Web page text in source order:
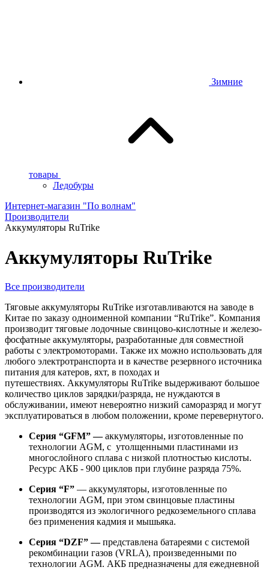
Зимние
товары
Ледобуры
Интернет-магазин "По волнам"
Производители
Аккумуляторы RuTrike
Аккумуляторы RuTrike
Все производители
Тяговые аккумуляторы RuTrike изготавливаются на заводе в
Китае по заказу одноименной компании “RuTrike”. Компания
производит тяговые лодочные свинцово-кислотные и железо-
фосфатные аккумуляторы, разработанные для совместной
работы с электромоторами. Также их можно использовать для
любого электротранспорта и в качестве резервного источника
питания для катеров, яхт, в походах и
путешествиях. Аккумуляторы RuTrike выдерживают большое
количество циклов зарядки/разряда, не нуждаются в
обслуживании, имеют невероятно низкий саморазряд и могут
эксплуатироваться в любом положении, кроме перевернутого.
Серия “GFM” —аккумуляторы, изготовленные по
технологии AGM, с утолщенными пластинами из
многослойного сплава с низкой плотностью кислоты.
Ресурс АКБ - 900 циклов при глубине разряда 75%.
Серия “F” — аккумуляторы, изготовленные по
технологии AGM, при этом свинцовые пластины
производятся из экологичного редкоземельного сплава
без применения кадмия и мышьяка.
Серия “DZF” —представлена батареями с системой
рекомбинации газов (VRLA), произведенными по
технологии AGM. АКБ предназначены для ежедневной